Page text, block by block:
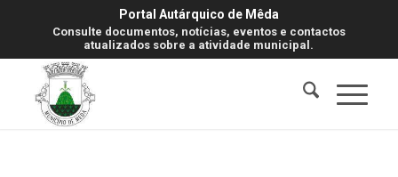
Portal Autárquico de Mêda
Consulte documentos, notícias, eventos e contactos
atualizados sobre a atividade municipal.